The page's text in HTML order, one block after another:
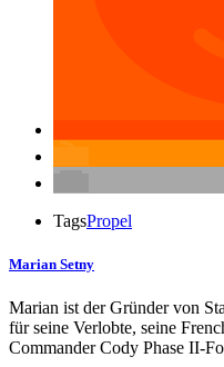
TagsPropel
Marian Setny
Marian ist der Gründer von
für seine Verlobte, seine
Commander Cody Phase II-